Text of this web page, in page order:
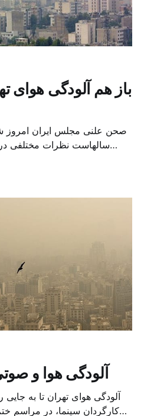
باز هم آلودگی هوای
صحن علنی مجلس ایران امروز
سالهاست نظرات مختلفی
ساماندهی و انتقال پایتخت
آلودگی هوا و
آلودگی هوای تهران تا به
کارگردان سینما، در مراسم